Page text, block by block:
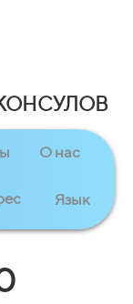
О нас
Язык